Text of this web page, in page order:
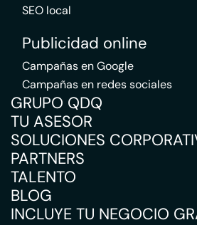
SEO local
Publicidad online
Campañas en Google
Campañas en redes sociales
GRUPO QDQ
TU ASESOR
SOLUCIONES
PARTNERS
TALENTO
BLOG
INCLUYE TU NEGOCIO